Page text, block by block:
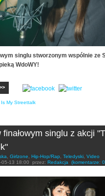
singlu stworzonym wspólnie ze
WdoWY!
Is My Streettalk
finałowym singlu z akcji
Girlzone Hip-Hop/Rap Teledyski Video
05-13 18:00 przez: Redakcja (komentarze: